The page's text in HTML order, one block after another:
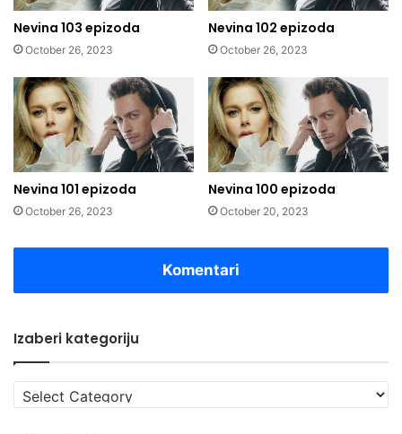
Nevina 103 epizoda
October 26, 2023
Nevina 102 epizoda
October 26, 2023
Nevina 101 epizoda
October 26, 2023
Nevina 100 epizoda
October 20, 2023
Komentari
Izaberi kategoriju
Izaberi
kategoriju